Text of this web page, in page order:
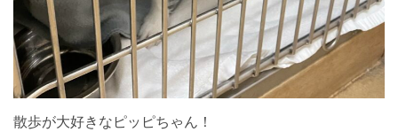
散歩が大好きなピッピちゃん！